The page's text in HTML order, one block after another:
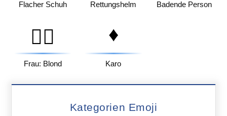
Flacher Schuh Rettungshelm Badende Person
👱‍♀️
Frau: Blond
♦️
Karo
Kategorien Emoji